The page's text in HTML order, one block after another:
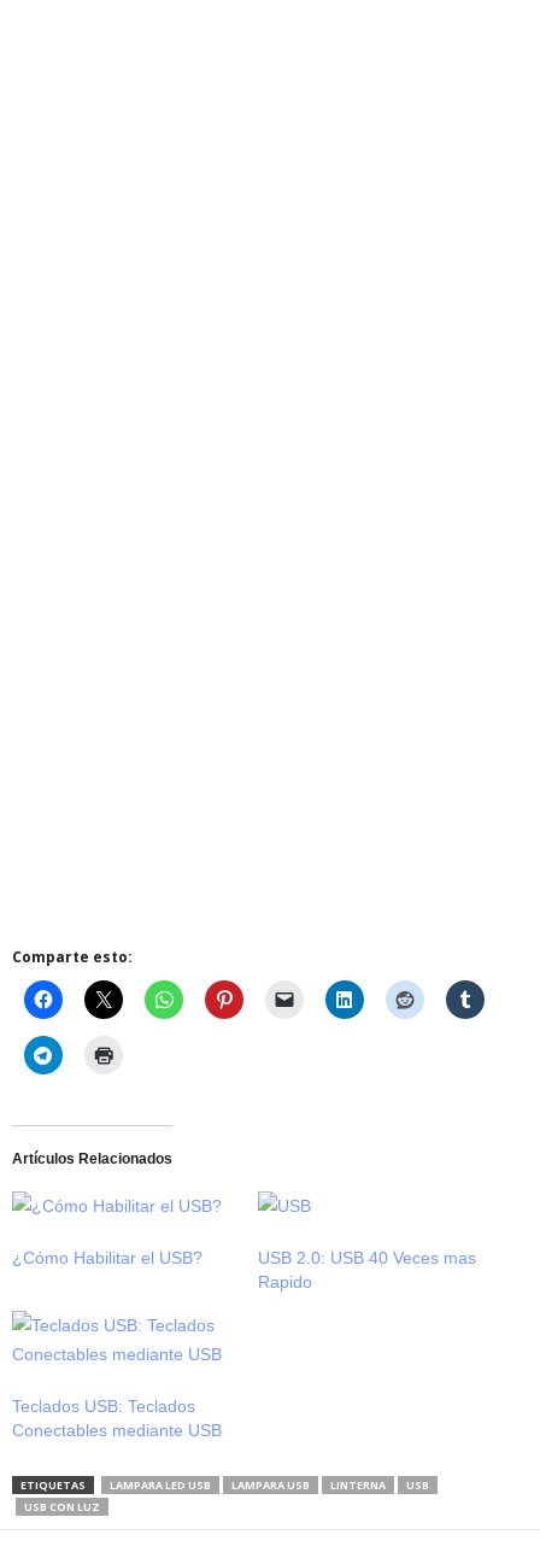
Comparte esto:
Artículos Relacionados
¿Cómo Habilitar el USB?
USB 2.0: USB 40 Veces mas
Rapido
Teclados USB: Teclados
Conectables mediante USB
ETIQUETAS LAMPARA LED USB LAMPARA USB LINTERNA
USB
USB CON LUZ